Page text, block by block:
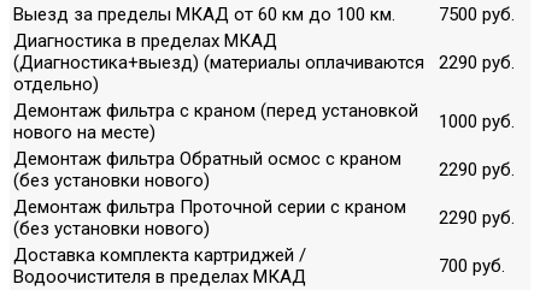
Выезд за пределы МКАД от 60 км до 100 км.
7500 руб.
Диагностика в пределах МКАД
(Диагностика+выезд) (материалы оплачиваются
отдельно)
2290 руб.
Демонтаж фильтра с краном (перед установкой
нового на месте)
1000 руб.
Демонтаж фильтра Обратный осмос с краном
(без установки нового)
2290 руб.
Демонтаж фильтра Проточной серии с краном
(без установки нового)
2290 руб.
Доставка комплекта картриджей /
Водоочистителя в пределах МКАД
700 руб.